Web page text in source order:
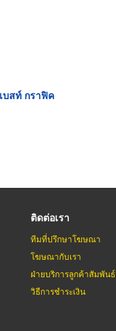
บสท์ กราฟิค
ติดต่อเรา
ทีมที่ปรึกษาโฆษณา
โฆษณากับเรา
ฝ่ายบริการลูกค้าสัมพันธ์
วิธีการชำระเงิน